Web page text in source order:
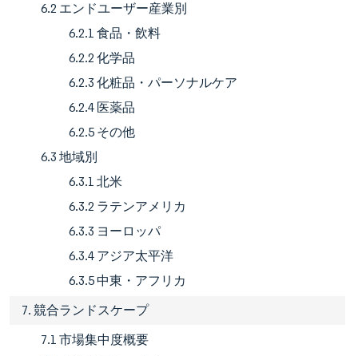
6.2 エンドユーザー産業別
6.2.1 食品・飲料
6.2.2 化学品
6.2.3 化粧品・パーソナルケア
6.2.4 医薬品
6.2.5 その他
6.3 地域別
6.3.1 北米
6.3.2 ラテンアメリカ
6.3.3 ヨーロッパ
6.3.4 アジア太平洋
6.3.5 中東・アフリカ
7. 競合ランドスケープ
7.1 市場集中度概要